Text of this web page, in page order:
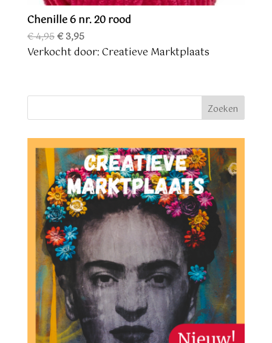
Chenille 6 nr. 20 rood
€4,95Oorspronkelijke
prijs
€3,95Huidige
prijs
Verkocht door: Creatieve Marktplaats
Zoeken